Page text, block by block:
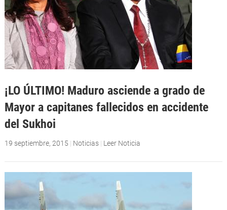
¡LO ÚLTIMO! Maduro asciende a grado de
Mayor a capitanes fallecidos en accidente
del Sukhoi
19 septiembre, 2015 | Noticias | Leer Noticia